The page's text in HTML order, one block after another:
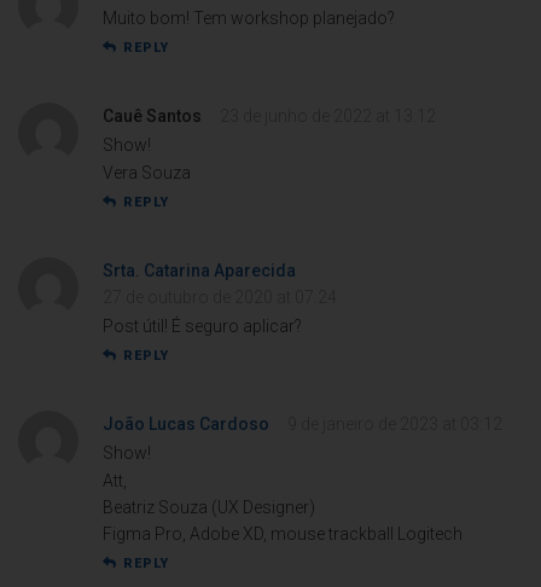
Muito bom! Tem workshop planejado?
REPLY
Cauê Santos
Show!
Vera Souza
REPLY
Srta. Catarina Aparecida
Post útil! É seguro aplicar?
REPLY
João Lucas Cardoso
Show!
Att,
Beatriz Souza (UX Designer)
Figma Pro, Adobe XD, mouse trackball Logitech
REPLY